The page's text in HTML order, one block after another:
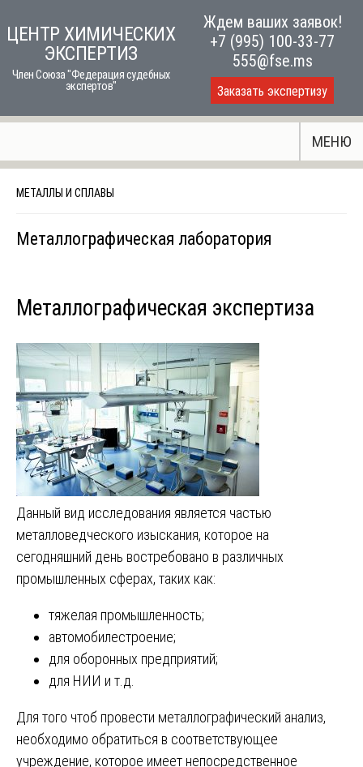
toЦЕНТР ХИМИЧЕСКИХ
ЭКСПЕРТИЗ
Член Союза "Федерация судебных
экспертов"
Ждем ваших заявок!
+7 (995) 100-33-77
555@fse.ms
Заказать экспертизу
МЕНЮ
МЕТАЛЛЫ И СПЛАВЫ
Металлографическая лаборатория
Металлографическая экспертиза
Данный вид исследования является частью
металловедческого изыскания, которое на
сегодняшний день востребовано в различных
промышленных сферах, таких как:
тяжелая промышленность;
автомобилестроение;
для оборонных предприятий;
для НИИ и т.д.
Для того чтоб провести металлографический анализ,
необходимо обратиться в соответствующее
учреждение, которое имеет непосредственное